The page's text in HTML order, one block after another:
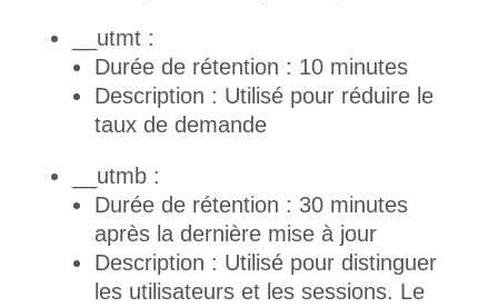
__utmt :
Durée de rétention : 10 minutes
Description : Utilisé pour réduire le
taux de demande
__utmb :
Durée de rétention : 30 minutes
après la dernière mise à jour
Description : Utilisé pour distinguer
les utilisateurs et les sessions. Le